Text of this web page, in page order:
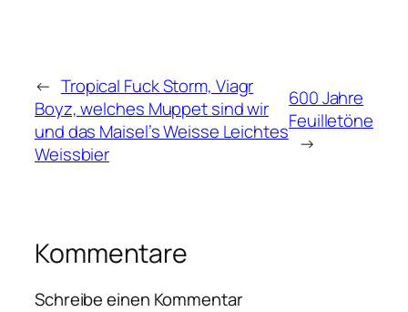
← Tropical Fuck Storm, Viagr
Boyz, welches Muppet sind wir
und das Maisel’s Weisse Leichtes
Weissbier
600 Jahre
Feuilletöne
→
Kommentare
Schreibe einen Kommentar